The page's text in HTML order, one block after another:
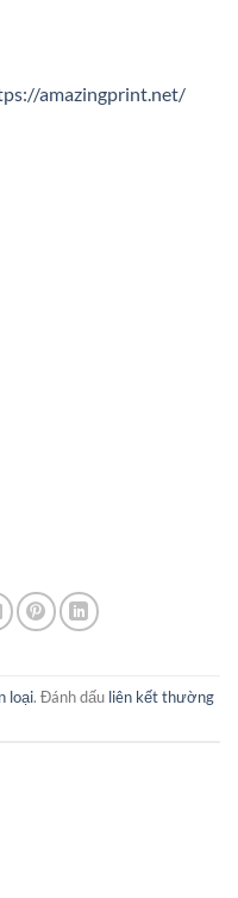
amazingprint.net/
loại. Đánh dấu liên kết thường